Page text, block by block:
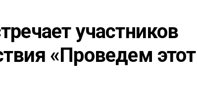
участников
«Проведем этот